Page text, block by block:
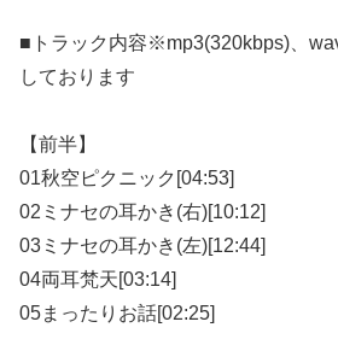
■トラック内容※mp3(320kbps)、
しております
【前半】
01秋空ピクニック[04:53]
02ミナセの耳かき(右)[10:12]
03ミナセの耳かき(左)[12:44]
04両耳梵天[03:14]
05まったりお話[02:25]